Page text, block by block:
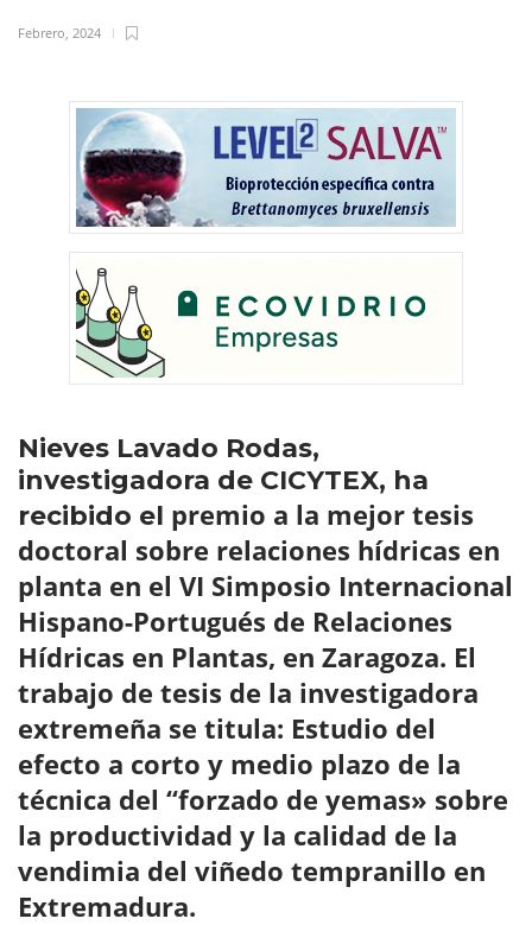
Febrero, 2024
Nieves Lavado Rodas,
investigadora de CICYTEX, ha
recibido el premio a la mejor tesis
doctoral sobre relaciones hídricas en
planta en el VI Simposio Internacional
Hispano-Portugués de Relaciones
Hídricas en Plantas, en Zaragoza. El
trabajo de tesis de la investigadora
extremeña se titula: Estudio del
efecto a corto y medio plazo de la
técnica del “forzado de yemas» sobre
la productividad y la calidad de la
vendimia del viñedo tempranillo en
Extremadura.